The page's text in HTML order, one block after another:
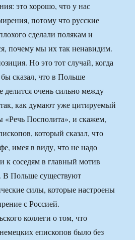
это хорошо, что у нас
потому что русские
сделали полякам и
почему мы их так ненавидим.
Но это тот случай, когда
сказал, что в Польше
делится очень сильно между
как думают уже цитируемый
«Речь Посполита», и скажем,
который сказал, что
имея в виду, что не надо
к соседям в главный мотив
В Польше существуют
силы, которые настроены
с Россией.
коллеги о том, что
епископов было без